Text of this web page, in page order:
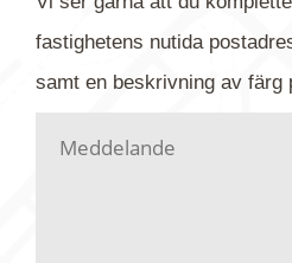
kontaktar dig så fort vi kan,
fastighetens nutida
samt en beskrivning av färg